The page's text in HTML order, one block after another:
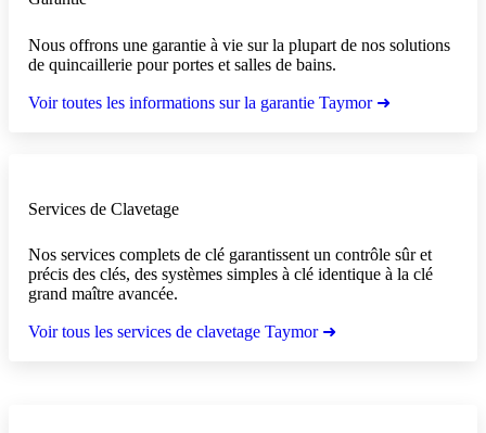
Nous offrons une garantie à vie sur la plupart de nos solutions
de quincaillerie pour portes et salles de bains.
Voir toutes les informations sur la garantie Taymor ➜
Services de Clavetage
Nos services complets de clé garantissent un contrôle sûr et
précis des clés, des systèmes simples à clé identique à la clé
grand maître avancée.
Voir tous les services de clavetage Taymor ➜